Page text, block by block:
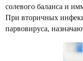
солевого баланса и
При вторичных
парвовируса,